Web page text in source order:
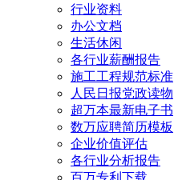
行业资料
办公文档
生活休闲
各行业薪酬报告
施工工程规范标准
人民日报党政读物
超万本最新电子书
数万应聘简历模板
企业价值评估
各行业分析报告
百万专利下载